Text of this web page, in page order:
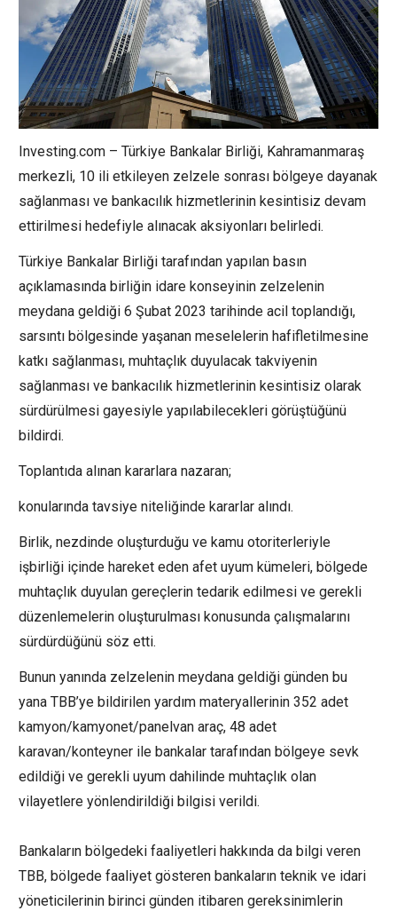
Investing.com – Türkiye Bankalar Birliği, Kahramanmaraş
merkezli, 10 ili etkileyen zelzele sonrası bölgeye dayanak
sağlanması ve bankacılık hizmetlerinin kesintisiz devam
ettirilmesi hedefiyle alınacak aksiyonları belirledi.
Türkiye Bankalar Birliği tarafından yapılan basın
açıklamasında birliğin idare konseyinin zelzelenin
meydana geldiği 6 Şubat 2023 tarihinde acil toplandığı,
sarsıntı bölgesinde yaşanan meselelerin hafifletilmesine
katkı sağlanması, muhtaçlık duyulacak takviyenin
sağlanması ve bankacılık hizmetlerinin kesintisiz olarak
sürdürülmesi gayesiyle yapılabilecekleri görüştüğünü
bildirdi.
Toplantıda alınan kararlara nazaran;
konularında tavsiye niteliğinde kararlar alındı.
Birlik, nezdinde oluşturduğu ve kamu otoriterleriyle
işbirliği içinde hareket eden afet uyum kümeleri, bölgede
muhtaçlık duyulan gereçlerin tedarik edilmesi ve gerekli
düzenlemelerin oluşturulması konusunda çalışmalarını
sürdürdüğünü söz etti.
Bunun yanında zelzelenin meydana geldiği günden bu
yana TBB’ye bildirilen yardım materyallerinin 352 adet
kamyon/kamyonet/panelvan araç, 48 adet
karavan/konteyner ile bankalar tarafından bölgeye sevk
edildiği ve gerekli uyum dahilinde muhtaçlık olan
vilayetlere yönlendirildiği bilgisi verildi.
Bankaların bölgedeki faaliyetleri hakkında da bilgi veren
TBB, bölgede faaliyet gösteren bankaların teknik ve idari
yöneticilerinin birinci günden itibaren gereksinimlerin